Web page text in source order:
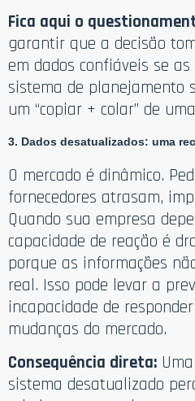
Fica aqui o
garantir que a decisão
em dados confiáveis se
sistema de planejamento
um “copiar + colar” de
3. Dados desatualizados: uma
O mercado é dinâmico.
fornecedores atrasam,
Quando sua empresa
capacidade de reação é
porque as informações
real. Isso pode levar a
incapacidade de
mudanças do mercado.
Consequência direta:
sistema desatualizado